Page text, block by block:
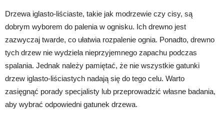
Drzewa iglasto-liściaste, takie jak modrzewie czy cisy, są
dobrym wyborem do palenia w ognisku. Ich drewno jest
zazwyczaj twarde, co ułatwia rozpalenie ognia. Ponadto, drewno
tych drzew nie wydziela nieprzyjemnego zapachu podczas
spalania. Jednak należy pamiętać, że nie wszystkie gatunki
drzew iglasto-liściastych nadają się do tego celu. Warto
zasięgnąć porady specjalisty lub przeprowadzić własne badania,
aby wybrać odpowiedni gatunek drzewa.